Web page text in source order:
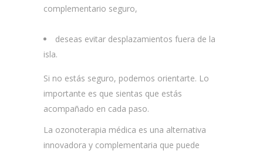
complementario seguro,
deseas evitar desplazamientos fuera de la
isla.
Si no estás seguro, podemos orientarte. Lo
importante es que sientas que estás
acompañado en cada paso.
La ozonoterapia médica es una alternativa
innovadora y complementaria que puede